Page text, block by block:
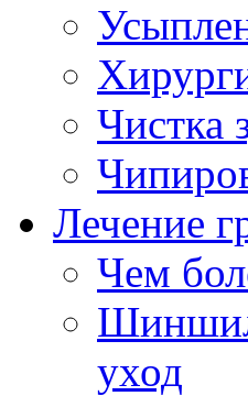
Чистка
Лечение
Чем
уход